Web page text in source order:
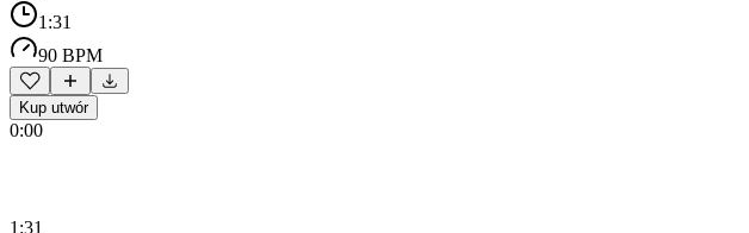
1:31
90 BPM
Kup utwór
0:00
1:31